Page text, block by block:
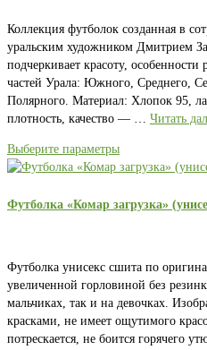
Коллекция футболок созданная в
уральским художником Дмитрием
подчеркивает красоту,
частей Урала: Южного, Среднего,
Полярного. Материал: Хлопок 95,
плотность, качество — … Читать
Выберите параметры
Футболка «Комар загрузка»
Футболка унисекс сшита по
увеличенной горловиной без
мальчиках, так и на девочках.
красками, не имеет ощутимого
потрескается, не боится горячего